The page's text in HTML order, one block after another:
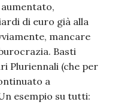
di euro già alla
mancare
Basti
Pluriennali (che per
a
esempio su tutti: